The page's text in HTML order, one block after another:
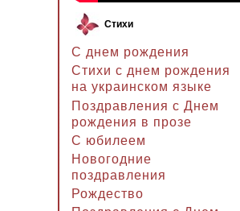
Стихи
С днем рождения
Стихи с днем рождения
на украинском языке
Поздравления с Днем
рождения в прозе
C юбилеем
Новогодние
поздравления
Рождество